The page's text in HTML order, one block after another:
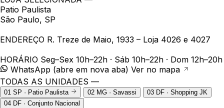
Patio Paulista
São Paulo, SP
ENDEREÇO R. Treze de Maio, 1933 – Loja 4026 e 4027
HORÁRIO Seg–Sex 10h–22h · Sáb 10h–22h · Dom 12h–20h
WhatsApp (abre em nova aba) Ver no mapa
TODAS AS UNIDADES —
01 SP · Patio Paulista 02 MG · Savassi 03 DF · Shopping JK
04 DF · Conjunto Nacional